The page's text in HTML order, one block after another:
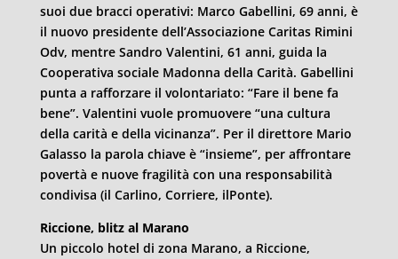
suoi due bracci operativi: Marco Gabellini, 69 anni, è
il nuovo presidente dell’Associazione Caritas Rimini
Odv, mentre Sandro Valentini, 61 anni, guida la
Cooperativa sociale Madonna della Carità. Gabellini
punta a rafforzare il volontariato: “Fare il bene fa
bene”. Valentini vuole promuovere “una cultura
della carità e della vicinanza”. Per il direttore Mario
Galasso la parola chiave è “insieme”, per affrontare
povertà e nuove fragilità con una responsabilità
condivisa (il Carlino, Corriere, ilPonte).
Riccione, blitz al Marano
Un piccolo hotel di zona Marano, a Riccione,